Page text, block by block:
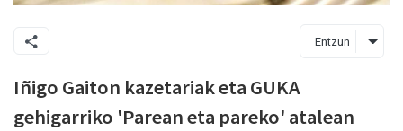
Entzun
Iñigo Gaiton kazetariak eta GUKA
gehigarriko 'Parean eta pareko' atalean